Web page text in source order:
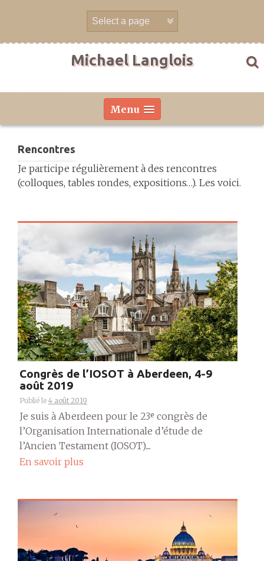
Michael Langlois
Menu
Rencontres
Je participe régulièrement à des rencontres
(colloques, tables rondes, expositions…). Les voici.
Congrès de l’IOSOT à Aberdeen, 4-9
août 2019
Publié le 4 août 2019
Je suis à Aberdeen pour le 23ᵉ congrès de
l’Organisation Internationale d’étude de
l’Ancien Testament (IOSOT)....
En savoir plus